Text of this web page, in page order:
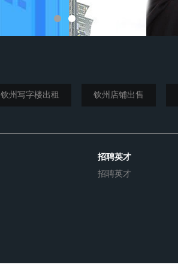
钦州写字楼出租 钦州店铺出售
招聘英才
招聘英才